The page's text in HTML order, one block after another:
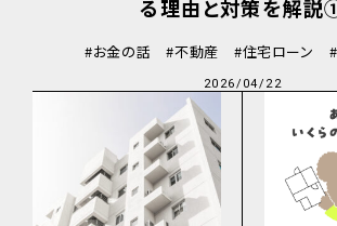
る理由と対策を解説
お金の話 不動産 住宅ローン
2026/04/22